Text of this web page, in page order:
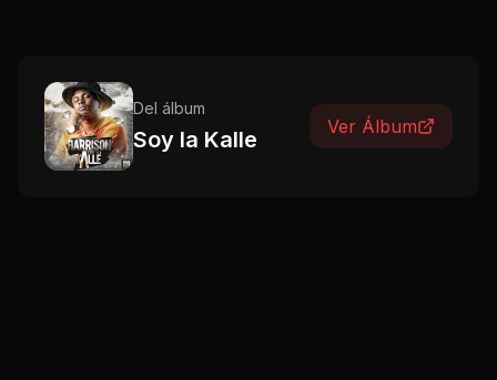
Del álbum
Soy la Kalle Ver Álbum